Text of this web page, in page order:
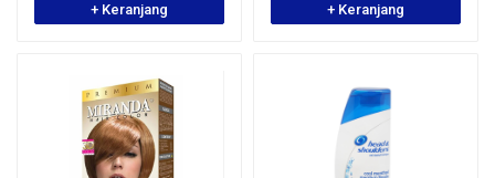
+ Keranjang + Keranjang